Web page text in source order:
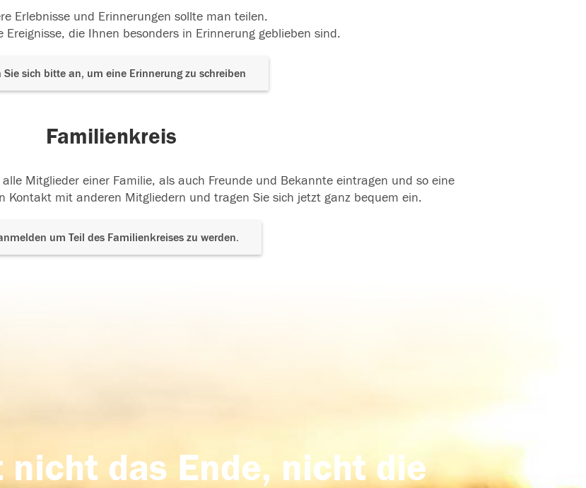
Erlebnisse und Erinnerungen sollte man teilen.
Ereignisse, die Ihnen besonders in Erinnerung geblieben sind.
Sie sich bitte an, um eine Erinnerung zu schreiben
Familienkreis
Mitglieder einer Familie, als auch Freunde und Bekannte eintragen und so eine
Kontakt mit anderen Mitgliedern und tragen Sie sich jetzt ganz bequem ein.
um Teil des Familienkreises zu werden.
nicht das Ende, nicht die